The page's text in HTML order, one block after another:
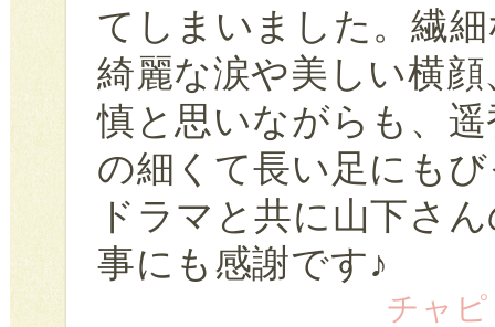
てしまいました。繊
綺麗な涙や美しい横
慎と思いながらも、
の細くて長い足にも
ドラマと共に山下さ
事にも感謝です♪
チャ